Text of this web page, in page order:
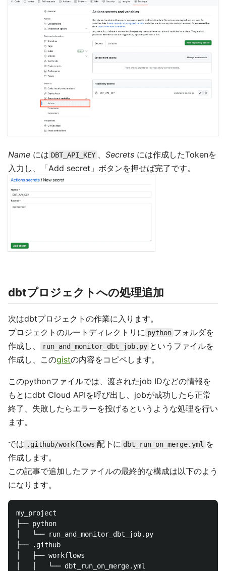
Name には DBT_API_KEY 、 Secrets には作成したTokenを
入力し、「Add secret」ボタンを押せば完了です。
dbtプロジェクトへの処理追加
次はdbtプロジェクトの作業に入ります。
プロジェクトのルートディレクトリに python フォルダを
作成し、
run_and_monitor_dbt_job.py というファイルを
作成し、このgistの内容をコピペします。
このpythonファイルでは、渡されたjob IDなどの情報を
もとにdbt Cloud APIを呼び出し、jobが成功したら正常
終了、失敗したらエラーを投げるというような処理を行い
ます。
では .github/workflows 配下に dbt_run_on_merge.yml を
作成します。
この記事で追加したファイルの最終的な構成は以下のよう
になります。
my_project
├── python
│   └── run_and_monitor_dbt_job.py
├── .github
│   ├── workflows
│   │   └── dbt_run_on_merge.yml